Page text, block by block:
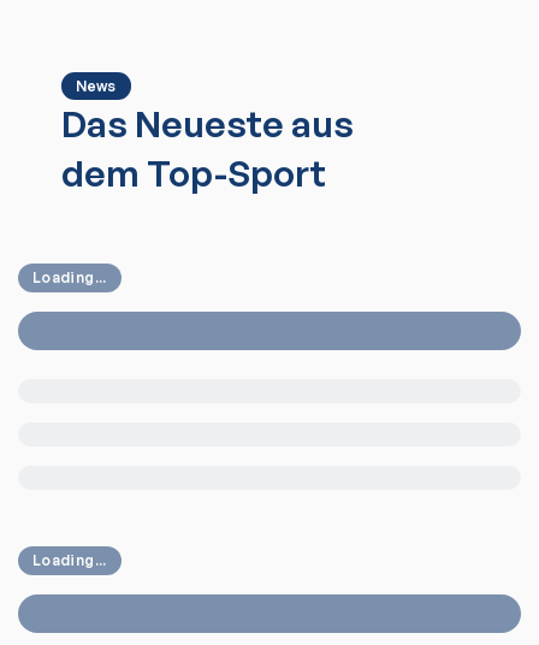
News
Das Neueste aus
dem Top-Sport
Loading...
Loading...